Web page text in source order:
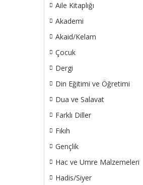
Aile Kitaplığı
Akademi
Akaid/Kelam
Çocuk
Dergi
Din Eğitimi ve Öğretimi
Dua ve Salavat
Farklı Diller
Fıkıh
Gençlik
Hac ve Umre Malzemeleri
Hadis/Siyer